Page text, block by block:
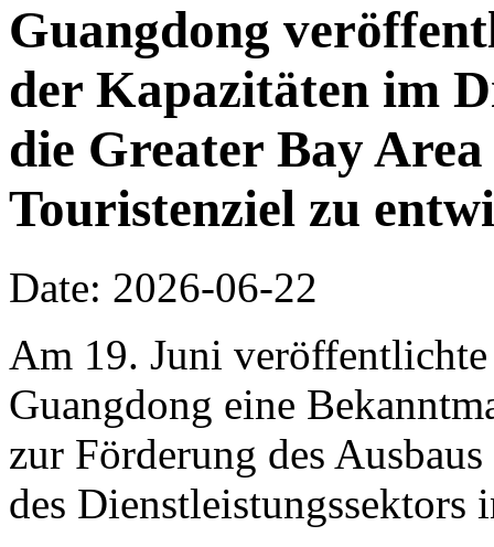
Guangdong
der Kapazitäten im
die Greater Bay
Touristenziel zu
Date: 2026-06-22
Am 19. Juni
Guangdong eine
zur Förderung des
des Dienstleistungssektors